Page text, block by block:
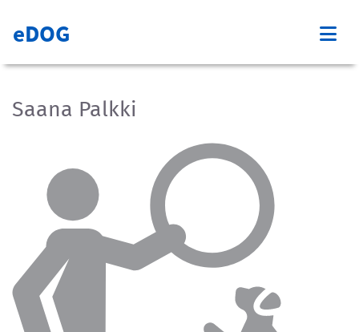
eDOG
Saana Palkki